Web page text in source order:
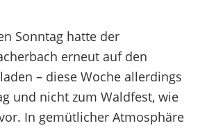
Sonntag hatte der
erneut auf den
– diese Woche allerdings
und nicht zum Waldfest, wie
In gemütlicher Atmosphäre